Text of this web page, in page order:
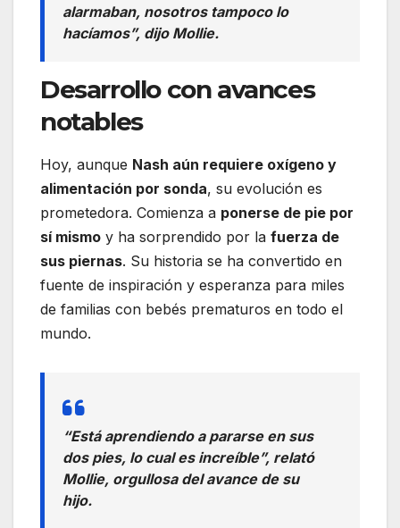
alarmaban, nosotros tampoco lo
hacíamos”, dijo Mollie.
Desarrollo con avances
notables
Hoy, aunque Nash aún requiere oxígeno y
alimentación por sonda, su evolución es
prometedora. Comienza a ponerse de pie por
sí mismo y ha sorprendido por la fuerza de
sus piernas. Su historia se ha convertido en
fuente de inspiración y esperanza para miles
de familias con bebés prematuros en todo el
mundo.
“Está aprendiendo a pararse en sus
dos pies, lo cual es increíble”, relató
Mollie, orgullosa del avance de su
hijo.